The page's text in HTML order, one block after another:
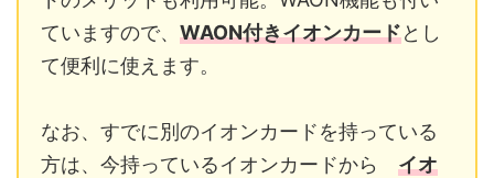
ていますので、 WAON付きイオンカードとし
て便利に使えます。
なお、すでに別のイオンカードを持っている
方は、今持っているイオンカードから イオ